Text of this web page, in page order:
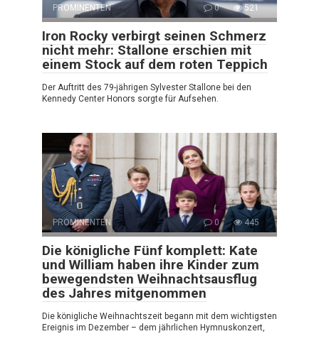
PROMINENTEN 0 521
Iron Rocky verbirgt seinen Schmerz
nicht mehr: Stallone erschien mit
einem Stock auf dem roten Teppich
Der Auftritt des 79-jährigen Sylvester Stallone bei den
Kennedy Center Honors sorgte für Aufsehen.
PROMINENTEN 0 445
Die königliche Fünf komplett: Kate
und William haben ihre Kinder zum
bewegendsten Weihnachtsausflug
des Jahres mitgenommen
Die königliche Weihnachtszeit begann mit dem wichtigsten
Ereignis im Dezember – dem jährlichen Hymnuskonzert,